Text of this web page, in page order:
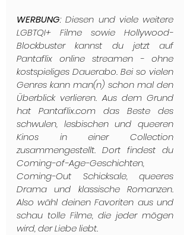
WERBUNG: Diesen und viele weitere
LGBTQI+ Filme sowie Hollywood-
Blockbuster kannst du jetzt auf
Pantaflix online streamen - ohne
kostspieliges Dauerabo. Bei so vielen
Genres kann man(n) schon mal den
Überblick verlieren. Aus dem Grund
hat Pantaflix.com das Beste des
schwulen, lesbischen und queeren
Kinos in einer Collection
zusammengestellt. Dort findest du
Coming-of-Age-Geschichten,
Coming-Out Schicksale, queeres
Drama und klassische Romanzen.
Also wähl deinen Favoriten aus und
schau tolle Filme, die jeder mögen
wird, der Liebe liebt.